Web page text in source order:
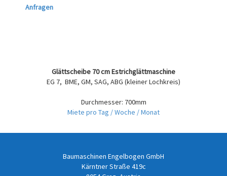
Anfragen
Glättscheibe 70 cm Estrichglättmaschine
EG 7, BME, GM, SAG, ABG (kleiner Lochkreis)
Durchmesser: 700mm
Miete pro Tag / Woche / Monat
Baumaschinen Engelbogen GmbH
Kärntner Straße 419c